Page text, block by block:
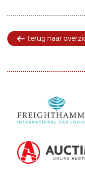
terug naar